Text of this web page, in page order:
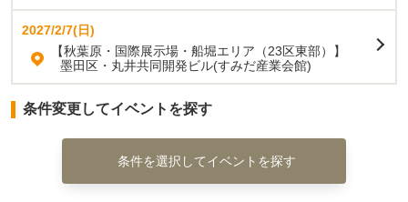
2027/2/7(日)
【秋葉原・国際展示場・船堀エリア（23区東部）】
墨田区・丸井共同開発ビル(すみだ産業会館)
条件変更してイベントを探す
条件を選択してイベントを探す